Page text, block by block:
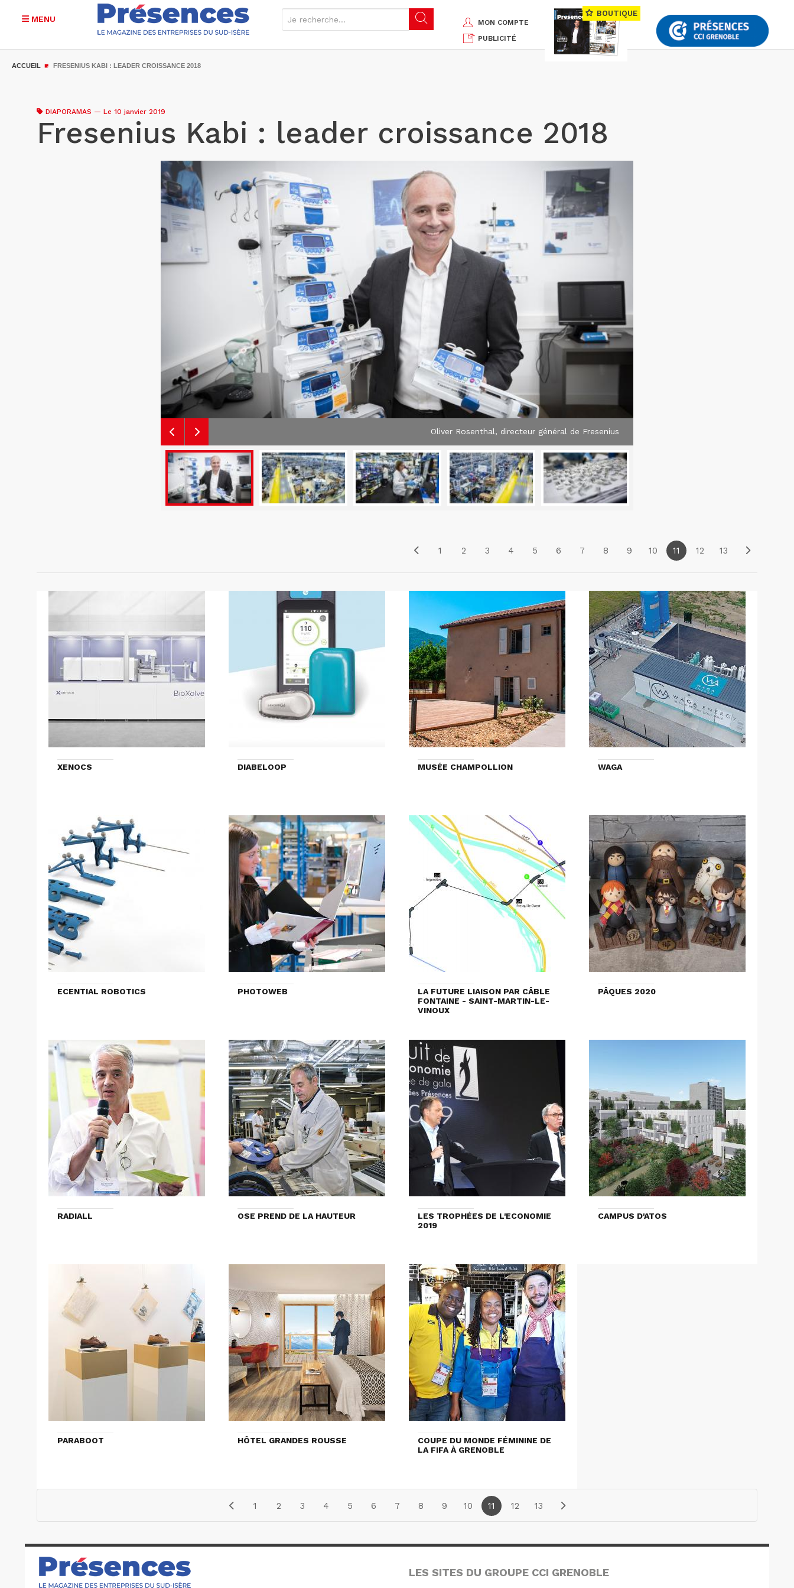
MENU
MON COMPTE
PUBLICITÉ
BOUTIQUE
ACCUEIL FRESENIUS KABI : LEADER CROISSANCE 2018
DIAPORAMAS — Le 10 janvier 2019
Fresenius Kabi : leader croissance 2018
Oliver Rosenthal, directeur général de Fresenius
1 2 3 4 5 6 7 8 9 10 11 12 13
XENOCS DIABELOOP MUSÉE CHAMPOLLION WAGA
ECENTIAL ROBOTICS PHOTOWEB
LA FUTURE LIAISON PAR CÂBLE
FONTAINE - SAINT-MARTIN-LE-
VINOUX
PÂQUES 2020
RADIALL OSE PREND DE LA HAUTEUR
LES TROPHÉES DE L'ECONOMIE
2019
CAMPUS D'ATOS
PARABOOT HÔTEL GRANDES ROUSSE
COUPE DU MONDE FÉMININE DE
LA FIFA À GRENOBLE
1 2 3 4 5 6 7 8 9 10 11 12 13
LES SITES DU GROUPE CCI GRENOBLE